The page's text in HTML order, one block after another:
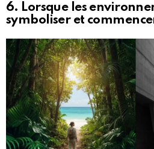
6. Lorsque les
symboliser et